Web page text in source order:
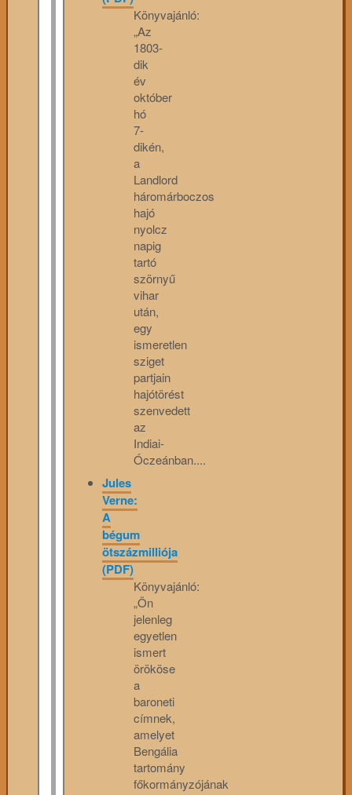
Könyvajánló:
„Az
1803-
dik
év
október
hó
7-
dikén,
a
Landlord
háromárboczos
hajó
nyolcz
napig
tartó
szörnyű
vihar
után,
egy
ismeretlen
sziget
partjain
hajótörést
szenvedett
az
Indiai-
Óczeánban....
Jules
Verne:
A
bégum
ötszázmilliója
(PDF)
Könyvajánló:
„Ön
jelenleg
egyetlen
ismert
örököse
a
baroneti
címnek,
amelyet
Bengália
tartomány
főkormányzójának